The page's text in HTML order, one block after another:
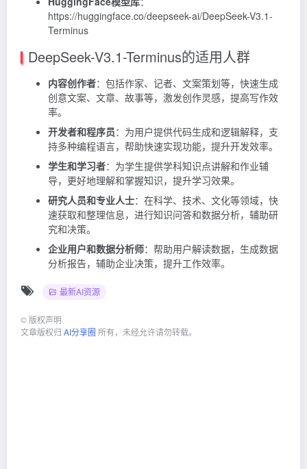
https://huggingface.co/deepseek-ai/DeepSeek-V3.1-
Terminus
DeepSeek-V3.1-Terminus的适用人群
内容创作者：包括作家、记者、文案策划等，快速生成
创意文案、文章、故事等，激发创作灵感，提高写作效
率。
开发者和程序员：为用户提供代码生成和逻辑解释，支
持多种编程语言，帮助快速实现功能，提升开发效率。
学生和学习者：为学生提供学科知识点讲解和作业辅
导，更好地理解和掌握知识，提升学习效果。
研究人员和专业人士：在科学、技术、文化等领域，快
速获取和整理信息，进行知识问答和数据分析，辅助研
究和决策。
企业用户和数据分析师：帮助用户解读数据，生成数据
分析报告，辅助企业决策，提升工作效率。
最新AI资源
© 版权声明
文章版权归 AI分享圈 所有，未经允许请勿转载。